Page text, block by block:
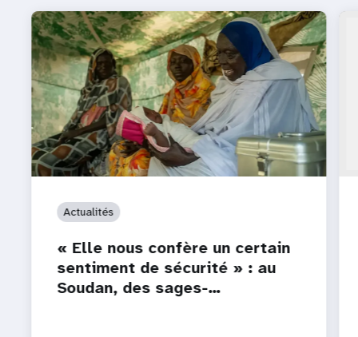
Actualités
« Elle nous confère un certain
sentiment de sécurité » : au
Soudan, des sages-…